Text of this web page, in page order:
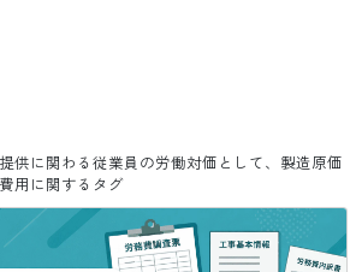
供に関わる従業員の労働対価として、製造原価
用に関するタグ